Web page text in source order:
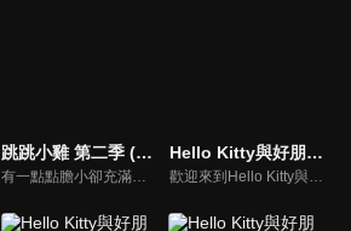
跳跳小雞 第二季 (中文版)
有一點點膽小卻充滿好奇心的"帶骨雞"，和總是用小跳步靠過來的舞蹈老師"小跳步青蛙老師"，以及其他具有獨特個性的夥伴們跳舞大活耀！在家裡和各種地方以「身體動了，心也舞動了起來♪」為主題。
Hello Kitty與好朋友的超可愛大冒險S1(中文版)
歡迎來到Hello Kitty與好朋友的超可愛大冒險!與Hello Kitty, 大眼蛙, 酷企鵝, 美樂蒂, 布丁狗還有酷洛米, 準備和朋友們一起經歷有趣的冒險吧!